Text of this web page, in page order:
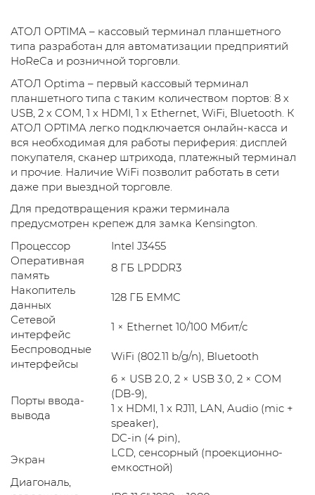
АТОЛ OPTIMA – кассовый терминал планшетного
типа разработан для автоматизации предприятий
HoReCa и розничной торговли.
АТОЛ Optima – первый кассовый терминал
планшетного типа с таким количеством портов: 8 х
USB, 2 x COM, 1 x HDMI, 1 x Ethernet, WiFi, Bluetooth. К
АТОЛ OPTIMA легко подключается онлайн-касса и
вся необходимая для работы периферия: дисплей
покупателя, сканер штрихода, платежный терминал
и прочие. Наличие WiFi позволит работать в сети
даже при выездной торговле.
Для предотвращения кражи терминала
предусмотрен крепеж для замка Kensington.
Процессор
Intel J3455
Оперативная
память
8 ГБ LPDDR3
Накопитель
данных
128 ГБ EMMC
Сетевой
интерфейс
1 × Ethernet 10/100 Мбит/с
Беспроводные
интерфейсы
WiFi (802.11 b/g/n), Bluetooth
Порты ввода-
вывода
6 × USB 2.0, 2 × USB 3.0, 2 × COM
(DB-9),
1 x HDMI, 1 x RJ11, LAN, Audio (mic +
speaker),
DC-in (4 pin),
Экран
LCD, сенсорный (проекционно-
емкостной)
Диагональ,